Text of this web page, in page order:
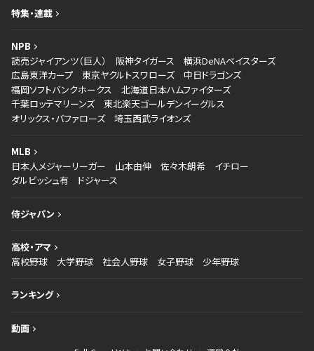
特集・連載
NPB
読売ジャイアンツ（巨人）
阪神タイガース
横浜DeNAベイスターズ
広島東洋カープ
東京ヤクルトスワローズ
中日ドラゴンズ
福岡ソフトバンクホークス
北海道日本ハムファイターズ
千葉ロッテマリーンズ
東北楽天ゴールデンイーグルス
オリックス・バファローズ
埼玉西武ライオンズ
MLB
日本人メジャーリーガー
山本由伸 佐々木朗希
イチロー
ダルビッシュ有
ドジャース
侍ジャパン
高校・アマ
高校野球
大学野球 社会人野球 女子野球 少年野球
ランキング
動画